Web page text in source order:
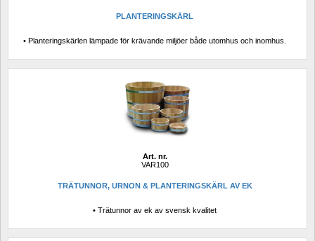
PLANTERINGSKÄRL
• Planteringskärlen lämpade för krävande miljöer både utomhus och inomhus.
Art. nr.
VAR100
TRÄTUNNOR, URNON & PLANTERINGSKÄRL AV EK
• Trätunnor av ek av svensk kvalitet